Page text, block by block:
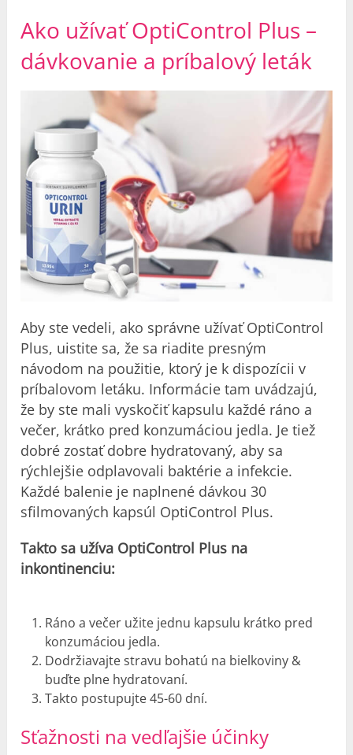
Ako užívať OptiControl Plus –
dávkovanie a príbalový leták
Aby ste vedeli, ako správne užívať OptiControl
Plus, uistite sa, že sa riadite presným
návodom na použitie, ktorý je k dispozícii v
príbalovom letáku. Informácie tam uvádzajú,
že by ste mali vyskočiť kapsulu každé ráno a
večer, krátko pred konzumáciou jedla. Je tiež
dobré zostať dobre hydratovaný, aby sa
rýchlejšie odplavovali baktérie a infekcie.
Každé balenie je naplnené dávkou 30
sfilmovaných kapsúl OptiControl Plus.
Takto sa užíva OptiControl Plus na
inkontinenciu:
Ráno a večer užite jednu kapsulu krátko pred
konzumáciou jedla.
Dodržiavajte stravu bohatú na bielkoviny &
buďte plne hydratovaní.
Takto postupujte 45-60 dní.
Sťažnosti na vedľajšie účinky